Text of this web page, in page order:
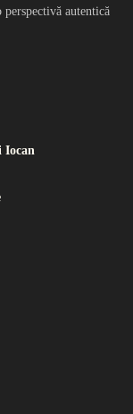
autentică
Iocan